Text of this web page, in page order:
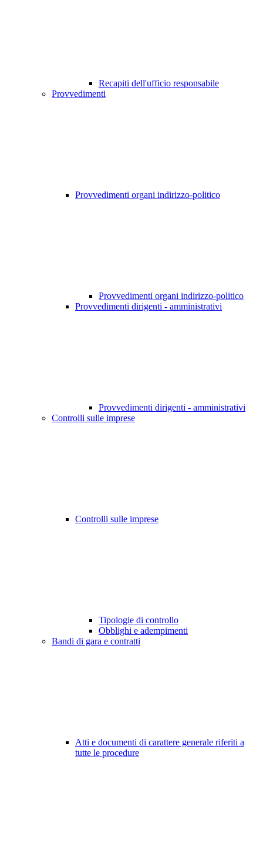
Recapiti dell'ufficio responsabile
Provvedimenti
Provvedimenti organi indirizzo-politico
Provvedimenti organi indirizzo-politico
Provvedimenti dirigenti - amministrativi
Provvedimenti dirigenti - amministrativi
Controlli sulle imprese
Controlli sulle imprese
Tipologie di controllo
Obblighi e adempimenti
Bandi di gara e contratti
Atti e documenti di carattere generale riferiti a
tutte le procedure